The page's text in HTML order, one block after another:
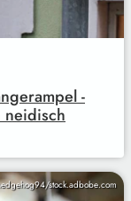
-
neidisch
stock.adbobe.com